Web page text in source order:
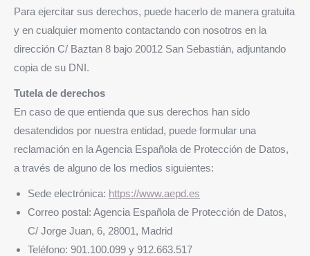
Para ejercitar sus derechos, puede hacerlo de manera gratuita
y en cualquier momento contactando con nosotros en la
dirección C/ Baztan 8 bajo 20012 San Sebastián, adjuntando
copia de su DNI.
Tutela de derechos
En caso de que entienda que sus derechos han sido
desatendidos por nuestra entidad, puede formular una
reclamación en la Agencia Española de Protección de Datos,
a través de alguno de los medios siguientes:
Sede electrónica: https://www.aepd.es
Correo postal: Agencia Española de Protección de Datos,
C/ Jorge Juan, 6, 28001, Madrid
Teléfono: 901.100.099 y 912.663.517